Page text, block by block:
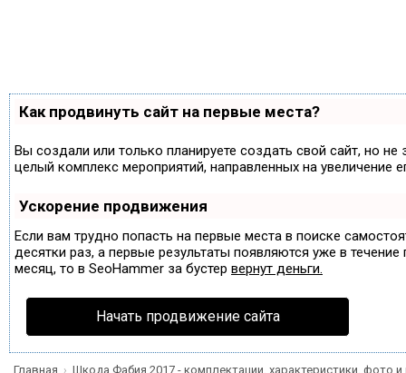
Как продвинуть сайт на первые места?
Вы создали или только планируете создать свой сайт, но
целый комплекс мероприятий, направленных на
Ускорение продвижения
Если вам трудно попасть на первые места в поиске
десятки раз, а первые результаты появляются уже в
месяц, то в SeoHammer за бустер вернут деньги.
Начать продвижение сайта
Главная › Шкода Фабия 2017 - комплектации, характеристики, фото